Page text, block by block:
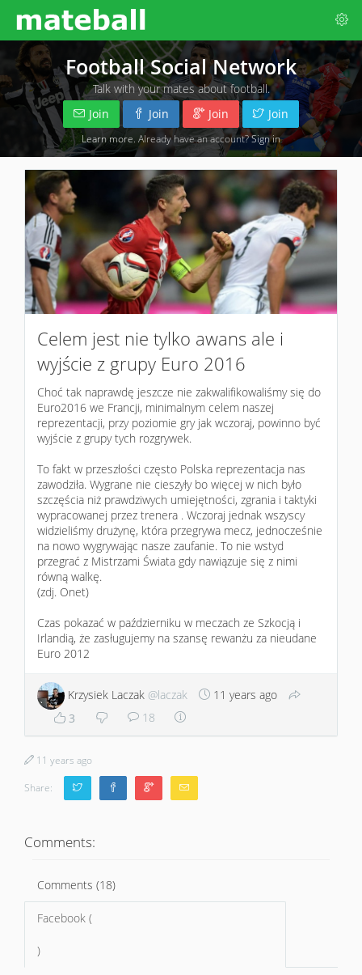
Football Social Network
Talk with your mates about football.
Join
Join Join Join
Learn more . Already have an account?Sign in
Celem jest nie tylko awans ale i
wyjście z grupy Euro 2016
Choć tak naprawdę jeszcze nie zakwalifikowaliśmy się do
Euro2016 we Francji, minimalnym celem naszej
reprezentacji, przy poziomie gry jak wczoraj, powinno być
wyjście z grupy tych rozgrywek.
To fakt w przeszłości często Polska reprezentacja nas
zawodziła. Wygrane nie cieszyły bo więcej w nich było
szczęścia niż prawdziwych umiejętności, zgrania i taktyki
wypracowanej przez trenera . Wczoraj jednak wszyscy
widzieliśmy drużynę, która przegrywa mecz, jednocześnie
na nowo wygrywając nasze zaufanie. To nie wstyd
przegrać z Mistrzami Świata gdy nawiązuje się z nimi
równą walkę.
(zdj. Onet)
Czas pokazać w październiku w meczach ze Szkocją i
Irlandią, że zasługujemy na szansę rewanżu za nieudane
Euro 2012
Krzysiek Laczak @laczak
11 years ago
3
18
11 years ago
Share:
Comments:
Comments (18)
Facebook (
)